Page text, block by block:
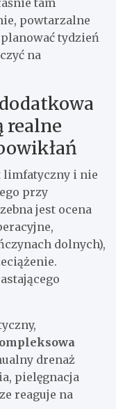
tam
powtarzalne
tydzień
na
realne
limfatyczny i nie
przy
jest ocena
dolnych),
drenaż
pielęgnacja
reaguje na